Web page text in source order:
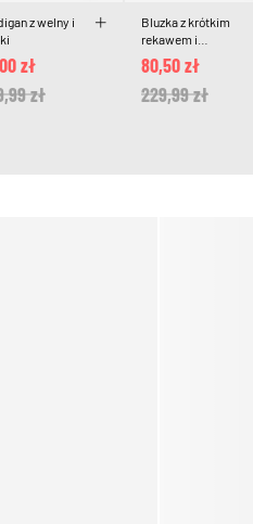
z welny i
reduced from
zł
zł
Bluzka z krótkim
rekawem i
kontrastowymi
paskami
Price reduced
229,99 złto
80,50 zł